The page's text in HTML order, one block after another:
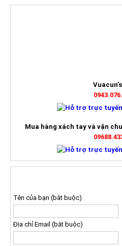
Mua hàng xách tay và vận
Tên của bạn (bắt buộc)
Địa chỉ Email (bắt buộc)